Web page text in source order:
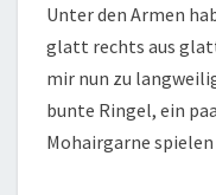
Unter den Armen
glatt rechts aus
mir nun zu
bunte Ringel, ein
Mohairgarne